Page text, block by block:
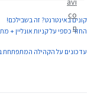
קונים באינטרנט? זה בשבילכם!
החזר כספי על קניות אונליין +
עדכונים על הקהילה המתפתחת